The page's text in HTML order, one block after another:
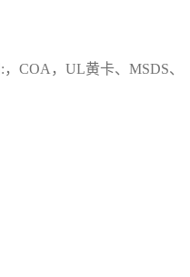
: ， COA ， UL黄卡、 MSDS、